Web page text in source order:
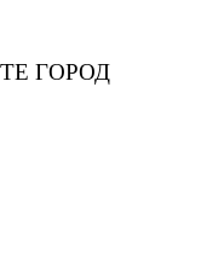
ГОРОД